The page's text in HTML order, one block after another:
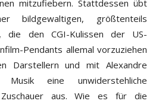
mitzufiebern. Stattdessen übt
bildgewaltigen, größtenteils
die den CGI-Kulissen der US-
Pendants allemal vorzuziehen
Darstellern und mit Alexandre
Musik eine unwiderstehliche
aus. Wie es für die